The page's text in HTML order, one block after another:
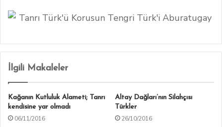
İlgili Makaleler
Kağanın Kutluluk Alameti; Tanrı
kendisine yar olmadı
06/11/2016
Altay Dağları’nın Silahçısı
Türkler
26/10/2016